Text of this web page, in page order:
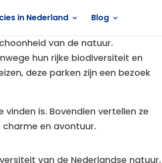
in Nederland Blog
van de natuur.
hun rijke biodiversiteit en
deze parken zijn een bezoek
is. Bovendien vertellen ze
en avontuur.
van de Nederlandse natuur.